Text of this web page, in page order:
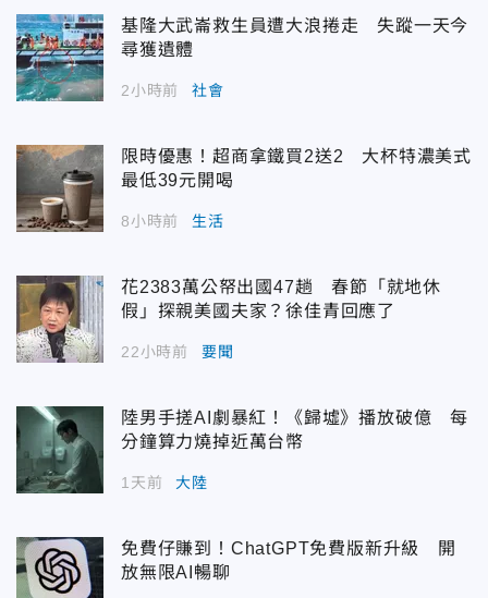
基隆大武崙救生員遭大浪捲走 失蹤一天今
尋獲遺體
2小時前 社會
限時優惠！超商拿鐵買2送2 大杯特濃美式
最低39元開喝
8小時前 生活
花2383萬公帑出國47趟 春節「就地休
假」探親美國夫家？徐佳青回應了
22小時前 要聞
陸男手搓AI劇暴紅！《歸墟》播放破億 每
分鐘算力燒掉近萬台幣
1天前 大陸
免費仔賺到！ChatGPT免費版新升級 開
放無限AI暢聊